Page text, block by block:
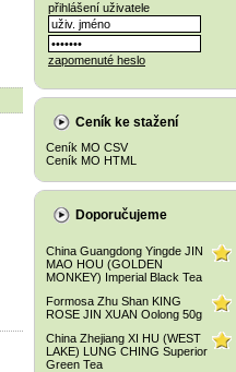
přihlášení uživatele
zapomenuté heslo
Ceník ke stažení
Ceník MO CSV
Ceník MO HTML
Doporučujeme
China Guangdong Yingde JIN
MAO HOU (GOLDEN
MONKEY) Imperial Black Tea
Formosa Zhu Shan KING
ROSE JIN XUAN Oolong 50g
China Zhejiang XI HU (WEST
LAKE) LUNG CHING Superior
Green Tea